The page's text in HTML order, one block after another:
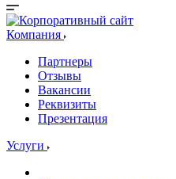
Компания
Партнеры
Отзывы
Вакансии
Реквизиты
Презентация
Услуги